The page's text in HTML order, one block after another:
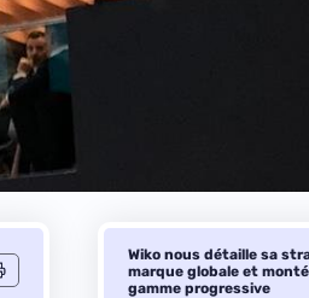
Wiko nous détaille sa
marque globale et
gamme progressive